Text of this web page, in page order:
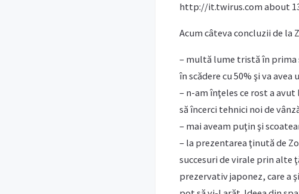
http://it.twirus.com about
Acum câteva concluzii de la
– multă lume tristă în prima
în scădere cu 50% şi va
– n-am înţeles ce rost a
să încerci tehnici noi de
– mai aveam puţin şi
– la prezentarea ţinută de
succesuri de virale prin alte
prezervativ japonez, care a